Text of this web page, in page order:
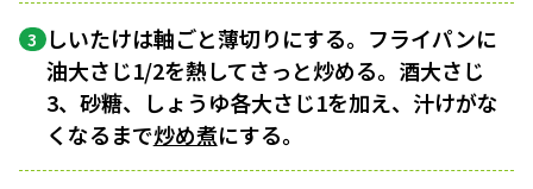
3 しいたけは軸ごと薄切りにする。フライパンに
油大さじ1/2を熱してさっと炒める。酒大さじ
3、砂糖、しょうゆ各大さじ1を加え、汁けがな
くなるまで炒め煮にする。